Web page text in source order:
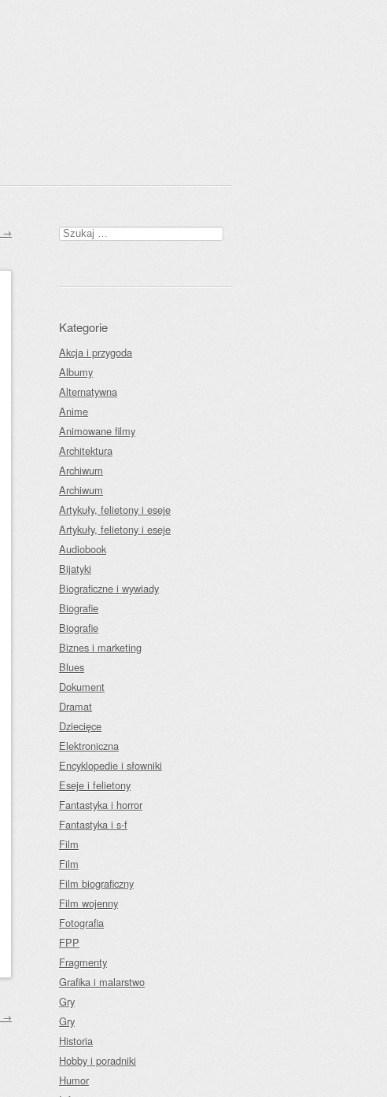
→
→
Szukaj:
Kategorie
Akcja i przygoda
Albumy
Alternatywna
Anime
Animowane filmy
Architektura
Archiwum
Archiwum
Artykuły, felietony i eseje
Artykuły, felietony i eseje
Audiobook
Bijatyki
Biograficzne i wywiady
Biografie
Biografie
Biznes i marketing
Blues
Dokument
Dramat
Dziecięce
Elektroniczna
Encyklopedie i słowniki
Eseje i felietony
Fantastyka i horror
Fantastyka i s-f
Film
Film
Film biograficzny
Film wojenny
Fotografia
FPP
Fragmenty
Grafika i malarstwo
Gry
Gry
Historia
Hobby i poradniki
Humor